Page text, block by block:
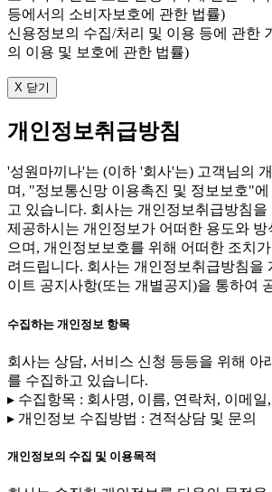
등에서의 소비자보호에 관한 법률)
신용정보의 수집/처리 및 이용 등에 관한
의 이용 및 보호에 관한 법률)
X 닫기
개인정보취급방침
'성원마끼나'는 (이하 '회사'는) 고객님의
며, "정보통신망 이용촉진 및 정보보호"
고 있습니다. 회사는 개인정보취급방침을
제공하시는 개인정보가 어떠한 용도와 방
으며, 개인정보보호를 위해 어떠한 조치
려드립니다. 회사는 개인정보취급방침을
이트 공지사항(또는 개별공지)을 통하여
수집하는 개인정보 항목
회사는 상담, 서비스 신청 등등을 위해 아
를 수집하고 있습니다.
▸ 수집항목 : 회사명, 이름, 연락처, 이메일
▸ 개인정보 수집방법 : 견적상담 및 문의
개인정보의 수집 및 이용목적